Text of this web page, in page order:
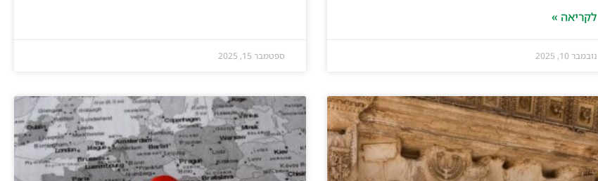
לקריאה »
נובמבר 10, 2025 ספטמבר 15, 2025